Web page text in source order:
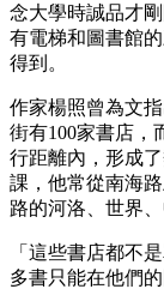
念大學時誠品才
有電梯和圖書館
得到。
作家楊照曾為文
街有100家書店，
行距離內，形成
課，他常從南海
路的河洛、世界
「這些書店都不
多書只能在他們